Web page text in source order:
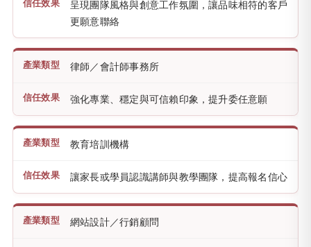
呈現團隊風格與創意工作氛圍，讓品味相符的客戶
更願意聯絡
律師／會計師事務所
強化專業、穩定與可信賴印象，提升委任意願
教育培訓機構
讓家長或學員認識講師與教學團隊，提高報名信心
網站設計／行銷顧問